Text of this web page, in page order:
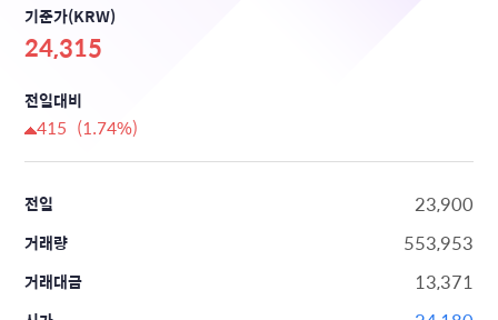
기준가(KRW)
24,315
전일대비
415 (1.74%)
전일 23,900
거래량 553,953
거래대금 13,371